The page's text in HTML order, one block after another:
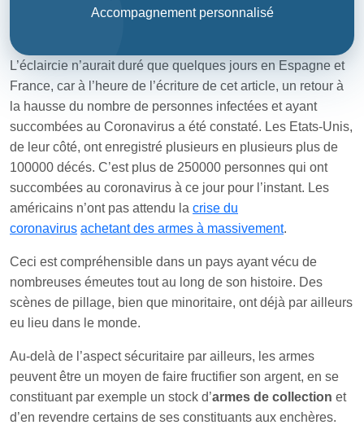
Accompagnement personnalisé
L’éclaircie n’aurait duré que quelques jours en Espagne et
France, car à l’heure de l’écriture de cet article, un retour à
la hausse du nombre de personnes infectées et ayant
succombées au Coronavirus a été constaté. Les Etats-Unis,
de leur côté, ont enregistré plusieurs en plusieurs plus de
100000 décés. C’est plus de 250000 personnes qui ont
succombées au coronavirus à ce jour pour l’instant. Les
américains n’ont pas attendu la crise du
coronavirus achetant des armes à massivement.
Ceci est compréhensible dans un pays ayant vécu de
nombreuses émeutes tout au long de son histoire. Des
scènes de pillage, bien que minoritaire, ont déjà par ailleurs
eu lieu dans le monde.
Au-delà de l’aspect sécuritaire par ailleurs, les armes
peuvent être un moyen de faire fructifier son argent, en se
constituant par exemple un stock d’armes de collection et
d’en revendre certains de ses constituants aux enchères.